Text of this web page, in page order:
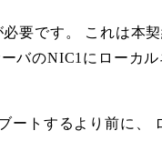
要です。 これは本
バのNIC1にローカ
ートするより前に、